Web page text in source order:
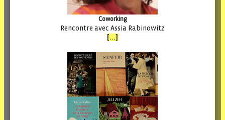
Coworking
Rencontre avec Assia Rabinowitz
[...]